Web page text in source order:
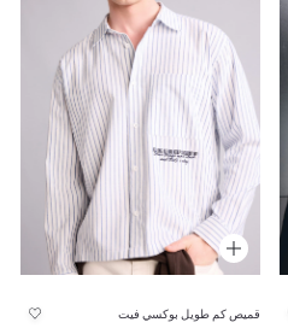
قميص كم طويل بوكسي فيت